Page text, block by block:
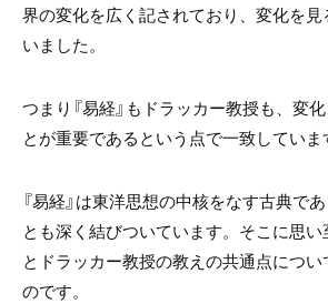
界の変化を広く記されており、変化を
いました。
つまり『易経』もドラッカー教授も、変
とが重要であるという点で一致していま
『易経』は東洋思想の中核をなす古典で
とも深く結びついています。そこに思
とドラッカー教授の教えの共通点につ
のです。